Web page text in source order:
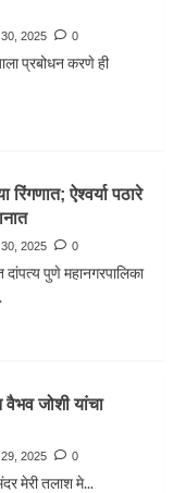
2025 0
प्रबोधन करणे ही
रिंगणात; ऐश्वर्या पठारे
2025 0
दांपत्य पुणे महानगरपालिका
जोशी यांचा
2025 0
मेरी तलाश मे...